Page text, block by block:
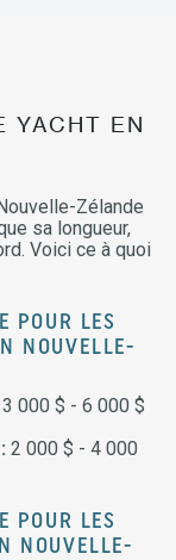
YACHT EN
Zélande
sa longueur,
Voici ce à quoi
POUR LES
NOUVELLE-
3 000 $ - 6 000 $
2 000 $ - 4 000
POUR LES
NOUVELLE-